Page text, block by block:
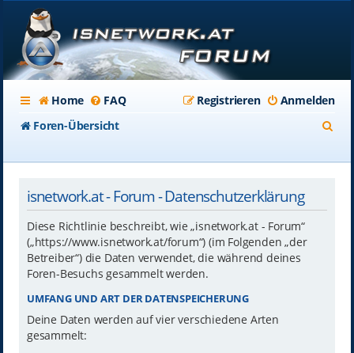
Home FAQ Anmelden
Registrieren
Foren-Übersicht
isnetwork.at - Forum - Datenschutzerklärung
Diese Richtlinie beschreibt, wie „isnetwork.at - Forum“
(„https://www.isnetwork.at/forum“) (im Folgenden „der
Betreiber“) die Daten verwendet, die während deines
Foren-Besuchs gesammelt werden.
UMFANG UND ART DER DATENSPEICHERUNG
Deine Daten werden auf vier verschiedene Arten
gesammelt: